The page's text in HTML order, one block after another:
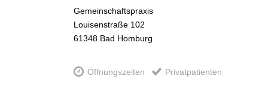
Gemeinschaftspraxis
Louisenstraße 102
61348 Bad Homburg
Öffnungszeiten Privatpatienten